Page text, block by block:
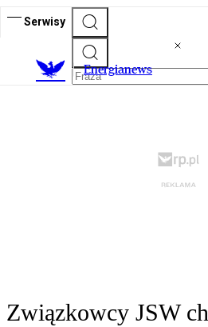
Serwisy
Energianews
Związkowcy JSW